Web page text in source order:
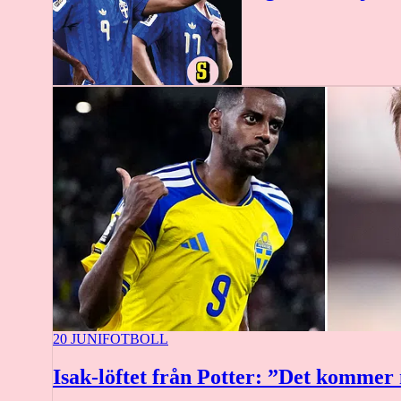
20 JUNIFOTBOLL
Isak-löftet från Potter: ”Det kommer